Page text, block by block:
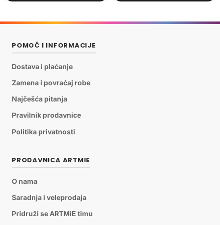
POMOĆ I INFORMACIJE
Dostava i plaćanje
Zamena i povraćaj robe
Najčešća pitanja
Pravilnik prodavnice
Politika privatnosti
PRODAVNICA ARTMIE
O nama
Saradnja i veleprodaja
Pridruži se ARTMiE timu